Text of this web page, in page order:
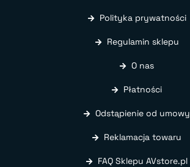
Polityka prywatności
Regulamin sklepu
O nas
Płatności
Odstąpienie od umowy
Reklamacja towaru
FAQ Sklepu AVstore.pl